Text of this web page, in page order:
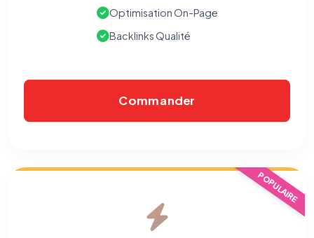
Optimisation On-Page
Backlinks Qualité
Commander
POPULAIRE